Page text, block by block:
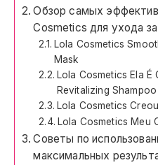
Обзор самых
Cosmetics для ухода
Lola Cosmetics
Mask
Lola Cosmetics Ela É
Revitalizing Shampoo
Lola Cosmetics
Lola Cosmetics Meu
Советы по
максимальных